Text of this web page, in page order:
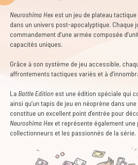
Neuroshima Hex est un jeu de plateau
dans un univers post-apocalyptique. Chaque
commandement d’une armée composée
capacités uniques.
Grâce à son système de jeu accessible,
affrontements tactiques variés et à
La Battle Edition est une édition spéciale qui
ainsi qu’un tapis de jeu en néoprène dans
constitue un excellent point d’entrée pour
Neuroshima Hex et représente également une
collectionneurs et les passionnés de la série.